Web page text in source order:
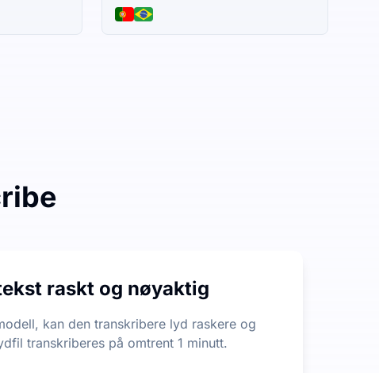
begrensning på filens lengde eller størrelse, noe
ut den viktigste informasjonen fra langt innhold. Det er
raskt og nøyaktig
kan den transkribere lyd raskere og
transkriberes på omtrent 1 minutt.